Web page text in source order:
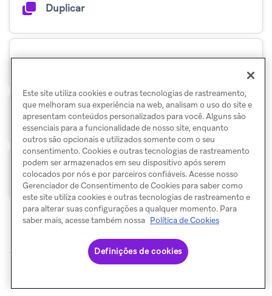
Duplicar
Status
Tags
© Braze. All Rights Reserved Privacy Policy
Este site utiliza cookies e outras tecnologias de rastreamento,
que melhoram sua experiência na web, analisam o uso do site e
apresentam conteúdos personalizados para você. Alguns são
essenciais para a funcionalidade de nosso site, enquanto
outros são opcionais e utilizados somente com o seu
consentimento. Cookies e outras tecnologias de rastreamento
podem ser armazenados em seu dispositivo após serem
colocados por nós e por parceiros confiáveis. Acesse nosso
Gerenciador de Consentimento de Cookies para saber como
este site utiliza cookies e outras tecnologias de rastreamento e
para alterar suas configurações a qualquer momento. Para
saber mais, acesse também nossa Política de Cookies
Definições de cookies